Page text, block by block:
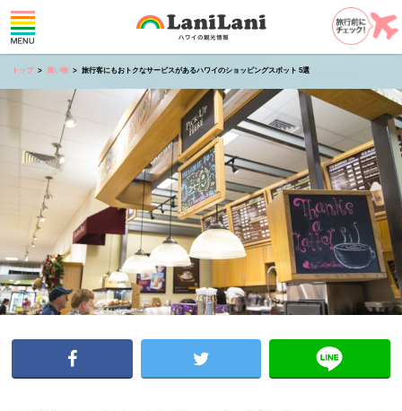
トップ 買い物 旅行客にもおトクなサービスがあるハワイのショッピングスポット 5選